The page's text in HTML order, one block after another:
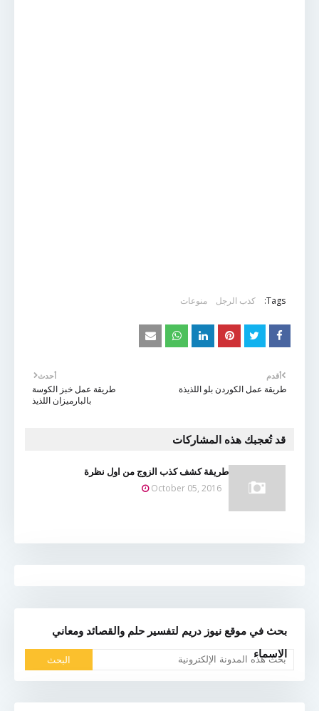
Tags: كذب الرجل منوعات
أحدث
طريقة عمل خبز الكوسة
بالبارميزان اللذيذ
أقدم
طريقة عمل الكوردن بلو اللذيذة
قد تُعجبك هذه المشاركات
طريقة كشف كذب الزوج من اول نظرة
October 05, 2016
بحث في موقع نيوز دريم لتفسير حلم والقصائد ومعاني
الاسماء